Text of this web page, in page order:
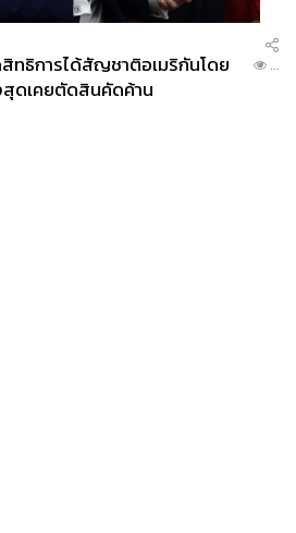
ทธิการได้สัญชาติอเมริกันโดย
ดเคยตัดสินคัดค้าน
...